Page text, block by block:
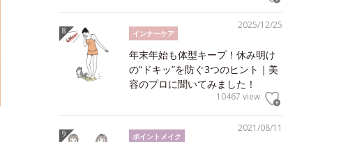
2025/12/25
インナーケア
年末年始も体型キープ！休み明け
の“ドキッ”を防ぐ3つのヒント｜美
容のプロに聞いてみました！
10467 view
2021/08/11
ポイントメイク